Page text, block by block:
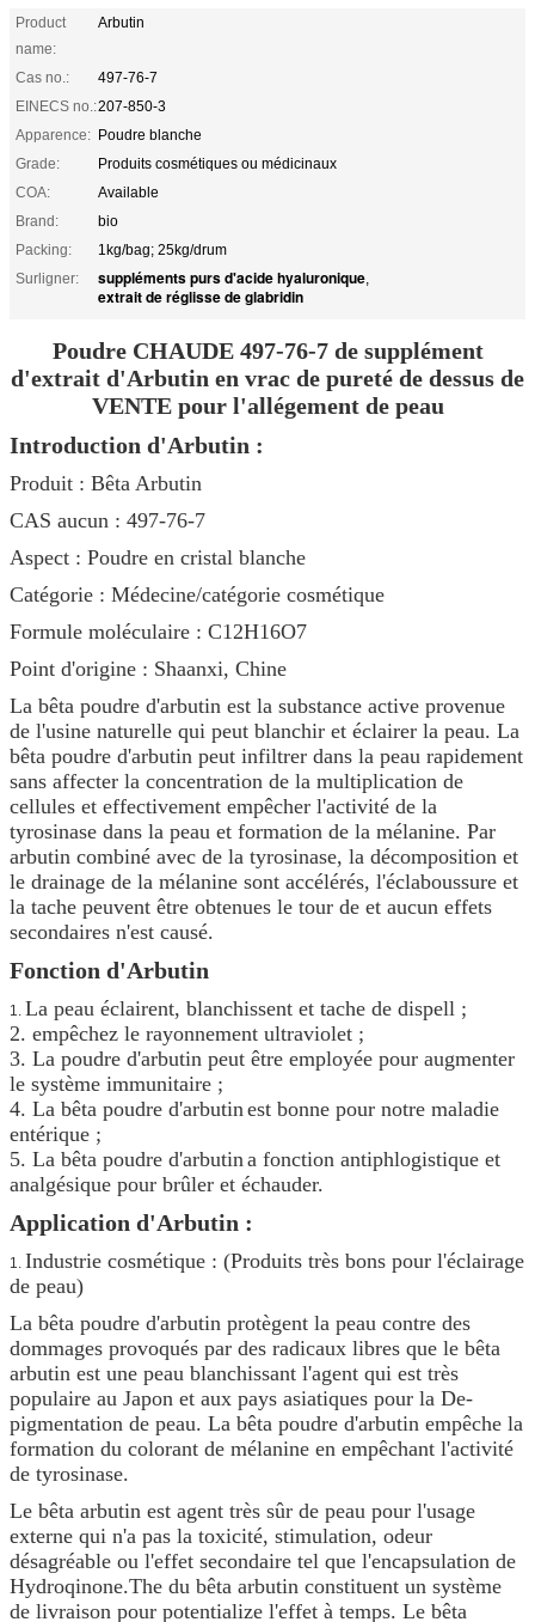
Product
name:
Arbutin
Cas no.:
497-76-7
EINECS no.:207-850-3
Apparence: Poudre blanche
Grade:
Produits cosmétiques ou médicinaux
COA:
Available
Brand:
bio
Packing:
1kg/bag; 25kg/drum
Surligner:
suppléments purs d'acide hyaluronique,
extrait de réglisse de glabridin
Poudre CHAUDE 497-76-7 de supplément
d'extrait d'Arbutin en vrac de pureté de dessus de
VENTE pour l'allégement de peau
Introduction d'Arbutin :
Produit : Bêta Arbutin
CAS aucun : 497-76-7
Aspect : Poudre en cristal blanche
Catégorie : Médecine/catégorie cosmétique
Formule moléculaire : C12H16O7
Point d'origine : Shaanxi, Chine
La bêta poudre d'arbutin est la substance active provenue
de l'usine naturelle qui peut blanchir et éclairer la peau. La
bêta poudre d'arbutin peut infiltrer dans la peau rapidement
sans affecter la concentration de la multiplication de
cellules et effectivement empêcher l'activité de la
tyrosinase dans la peau et formation de la mélanine. Par
arbutin combiné avec de la tyrosinase, la décomposition et
le drainage de la mélanine sont accélérés, l'éclaboussure et
la tache peuvent être obtenues le tour de et aucun effets
secondaires n'est causé.
Fonction d'Arbutin
1. La peau éclairent, blanchissent et tache de dispell ;
2. empêchez le rayonnement ultraviolet ;
3. La poudre d'arbutin peut être employée pour augmenter
le système immunitaire ;
4. La bêta poudre d'arbutin est bonne pour notre maladie
entérique ;
5. La bêta poudre d'arbutin a fonction antiphlogistique et
analgésique pour brûler et échauder.
Application d'Arbutin :
1. Industrie cosmétique : (Produits très bons pour l'éclairage
de peau)
La bêta poudre d'arbutin protègent la peau contre des
dommages provoqués par des radicaux libres que le bêta
arbutin est une peau blanchissant l'agent qui est très
populaire au Japon et aux pays asiatiques pour la De-
pigmentation de peau. La bêta poudre d'arbutin empêche la
formation du colorant de mélanine en empêchant l'activité
de tyrosinase.
Le bêta arbutin est agent très sûr de peau pour l'usage
externe qui n'a pas la toxicité, stimulation, odeur
désagréable ou l'effet secondaire tel que l'encapsulation de
Hydroqinone.The du bêta arbutin constituent un système
de livraison pour potentialize l'effet à temps. Le bêta